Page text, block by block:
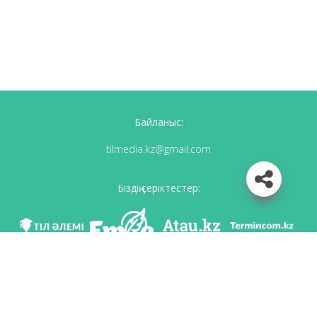
Байланыс:
tilmedia.kz@gmail.com
Біздің серіктестер: